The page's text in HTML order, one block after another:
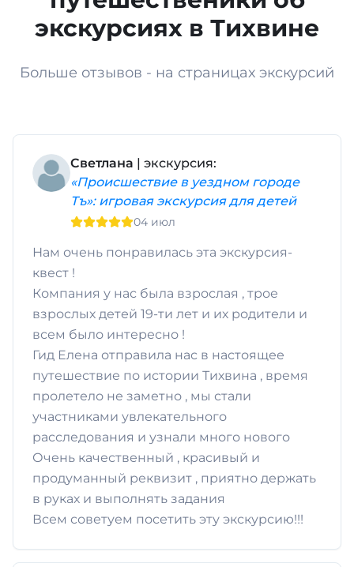
экскурсиях в Тихвине
Больше отзывов - на страницах экскурсий
Светлана | экскурсия:
«Происшествие в уездном городе
Тъ»: игровая экскурсия для детей
04 июл
Нам очень понравилась эта экскурсия-
квест !
Компания у нас была взрослая , трое
взрослых детей 19-ти лет и их родители и
всем было интересно !
Гид Елена отправила нас в настоящее
путешествие по истории Тихвина , время
пролетело не заметно , мы стали
участниками увлекательного
расследования и узнали много нового
Очень качественный , красивый и
продуманный реквизит , приятно держать
в руках и выполнять задания
Всем советуем посетить эту экскурсию!!!